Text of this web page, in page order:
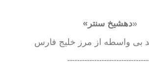
«دهشیخ سنتر»
بی واسطه از مرز خلیج فارس